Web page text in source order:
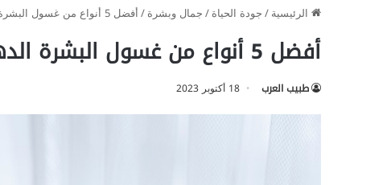
الرئيسية/جودة الحياة/جمال وبشرة/أفضل 5 أنواع من غسول البشرة الدهنية والمختلطة
أفضل 5 أنواع من غسول البشرة الدهنية والمختلطة
طبيب العرب 18 أكتوبر 2023